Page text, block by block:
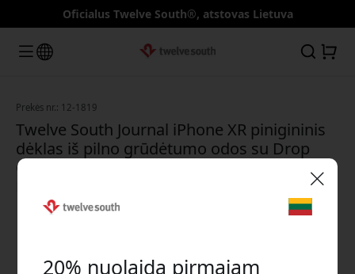
Oficialus Twelve South®, atstovas Lietuva
Prekės nr.: 12-1819
Twelve South Journal iPhone XR pinigininis
dėklas iš pilno grūdėtumo odos su Drop
Guard, stovu ir kortelių skyriumi - Konjakas
20% nuolaida pirmajam
🎉 Jūsų nuolaidos kodas: